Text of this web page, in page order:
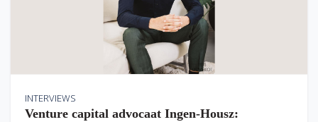
INTERVIEWS
Venture capital advocaat Ingen-Housz: